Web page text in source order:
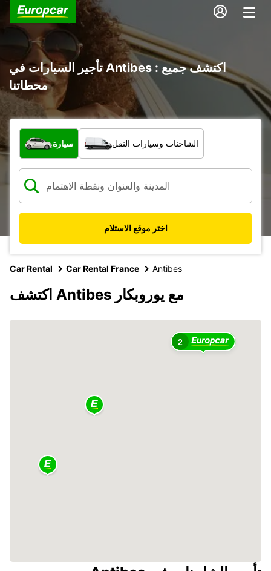
تأجير السيارات في Antibes : اكتشف جميع
محطاتنا
ما نوع المركبة؟
سيارة الشاحنات وسيارات النقل
اختر موقع الاستلام
Car Rental Car Rental France Antibes
اكتشف Antibes مع يوروبكار
2